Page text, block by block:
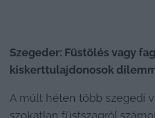
Szegeder: Füstölés vagy
kiskerttulajdonosok
A múlt héten több szegedi